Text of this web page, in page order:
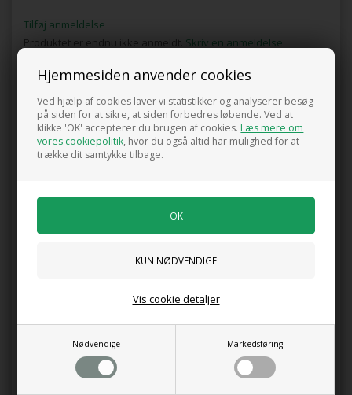
Hjemmesiden anvender cookies
Ved hjælp af cookies laver vi statistikker og analyserer besøg
på siden for at sikre, at siden forbedres løbende. Ved at
klikke 'OK' accepterer du brugen af cookies.Læs mere om
vores cookiepolitik, hvor du også altid har mulighed for at
trække dit samtykke tilbage.
Nødvendige Markedsføring
Vis cookie detaljer
Tilføj anmeldelse
Produktet er endnu ikke anmeldt. Skriv en anmeldelse.
Fugtmåleren passer glimrende til krukker, altankasser og
potter.
Aflæser hurtigt og effektivt jordens fugtindhold og angiver
dermed behovet for vanding.
Japansk Håndhakke, højre
225,00 DKK
Japansk Håndhakke, venstre
225,00 DKK